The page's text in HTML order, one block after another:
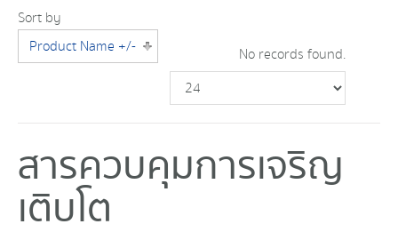
Sort by
Product Name +/-
No records found.
สารควบคุมการเจริญ
เติบโต